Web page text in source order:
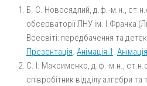
Б. С. Новосядлий, д.ф.-м.н.,
обсерваторії ЛНУ ім. І.Франка
Всесвіті: передбачення та
Презентація. Анімація 1.
С. І. Максименко, д.ф.-м.н.,
співробітник відділу алгебри та